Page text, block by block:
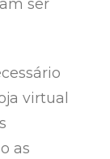
ser
virtual
as